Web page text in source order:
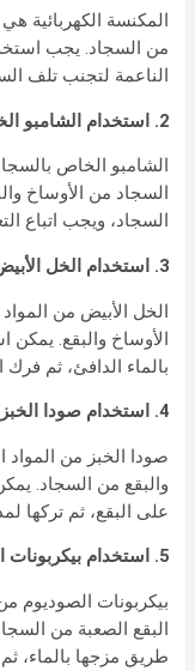
المكنسة الكهربائية
من السجاد. يجب
الناعمة لتجنب تلف
2. استخدام الشامبو الخاص بالسجاد
الشامبو الخاص
السجاد من الأوساخ
السجاد، ويجب اتباع
3. استخدام الخل الأبيض
الخل الأبيض من
الأوساخ والبقع.
بالماء الدافئ، ثم
4. استخدام صودا الخبز
صودا الخبز من
والبقع من السجاد.
على البقع، ثم تركها لمدة 30 دقيقة قبل تنظيفها
5. استخدام بيكربونات الصوديوم
بيكربونات الصوديوم
البقع الصعبة من